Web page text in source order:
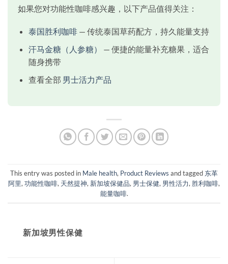
如果您对功能性咖啡感兴趣，以下产品值得关注：
泰国胜利咖啡— 传统泰国草药配方，持久能量支持
汗马金糖（人参糖）
— 便捷的能量补充糖果，适合
随身携带
查看全部 男士活力产品
This entry was posted in Male health, Product Reviews and tagged 东革
阿里, 功能性咖啡, 天然提神, 新加坡保健品, 男士保健, 男性活力, 胜利咖啡,
能量咖啡.
新加坡男性保健​